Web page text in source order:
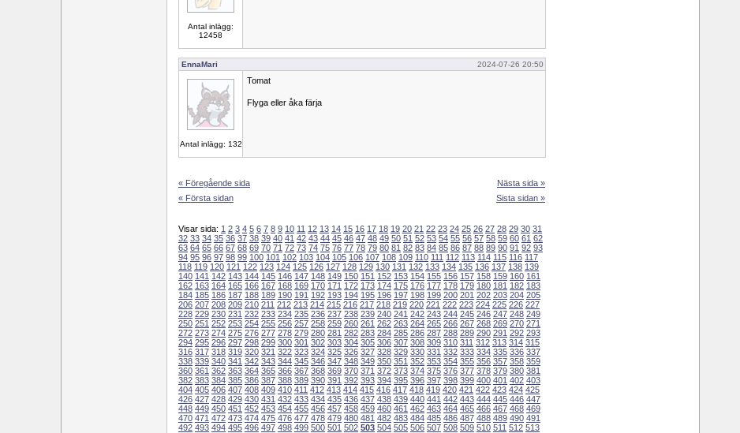
Antal inlägg:
12458
EnnaMari 2024-07-26 20:50
Antal inlägg: 132
Tomat
Flyga eller åka färja
« Föregående sida
« Första sidan
Nästa sida »
Sista sidan »
Visar sida: 1 2 3 4 5 6 7 8 9 10 11 12 13 14 15 16 17 18 19 20 21 22 23 24 25 26 27 28 29 30 31
32 33 34 35 36 37 38 39 40 41 42 43 44 45 46 47 48 49 50 51 52 53 54 55 56 57 58 59 60 61 62
63 64 65 66 67 68 69 70 71 72 73 74 75 76 77 78 79 80 81 82 83 84 85 86 87 88 89 90 91 92 93
94 95 96 97 98 99 100 101 102 103 104 105 106 107 108 109 110 111 112 113 114 115 116 117
118 119 120 121 122 123 124 125 126 127 128 129 130 131 132 133 134 135 136 137 138 139
140 141 142 143 144 145 146 147 148 149 150 151 152 153 154 155 156 157 158 159 160 161
162 163 164 165 166 167 168 169 170 171 172 173 174 175 176 177 178 179 180 181 182 183
184 185 186 187 188 189 190 191 192 193 194 195 196 197 198 199 200 201 202 203 204 205
206 207 208 209 210 211 212 213 214 215 216 217 218 219 220 221 222 223 224 225 226 227
228 229 230 231 232 233 234 235 236 237 238 239 240 241 242 243 244 245 246 247 248 249
250 251 252 253 254 255 256 257 258 259 260 261 262 263 264 265 266 267 268 269 270 271
272 273 274 275 276 277 278 279 280 281 282 283 284 285 286 287 288 289 290 291 292 293
294 295 296 297 298 299 300 301 302 303 304 305 306 307 308 309 310 311 312 313 314 315
316 317 318 319 320 321 322 323 324 325 326 327 328 329 330 331 332 333 334 335 336 337
338 339 340 341 342 343 344 345 346 347 348 349 350 351 352 353 354 355 356 357 358 359
360 361 362 363 364 365 366 367 368 369 370 371 372 373 374 375 376 377 378 379 380 381
382 383 384 385 386 387 388 389 390 391 392 393 394 395 396 397 398 399 400 401 402 403
404 405 406 407 408 409 410 411 412 413 414 415 416 417 418 419 420 421 422 423 424 425
426 427 428 429 430 431 432 433 434 435 436 437 438 439 440 441 442 443 444 445 446 447
448 449 450 451 452 453 454 455 456 457 458 459 460 461 462 463 464 465 466 467 468 469
470 471 472 473 474 475 476 477 478 479 480 481 482 483 484 485 486 487 488 489 490 491
492 493 494 495 496 497 498 499 500 501 502 503 504 505 506 507 508 509 510 511 512 513